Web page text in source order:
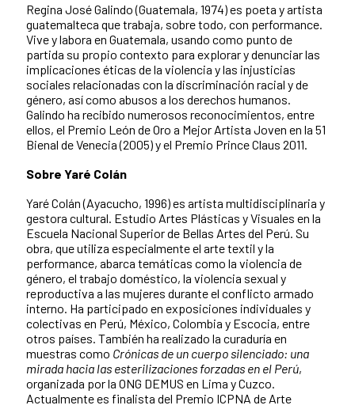
Regina José Galindo (Guatemala, 1974) es poeta y artista
guatemalteca que trabaja, sobre todo, con performance.
Vive y labora en Guatemala, usando como punto de
partida su propio contexto para explorar y denunciar las
implicaciones éticas de la violencia y las injusticias
sociales relacionadas con la discriminación racial y de
género, así como abusos a los derechos humanos.
Galindo ha recibido numerosos reconocimientos, entre
ellos, el Premio León de Oro a Mejor Artista Joven en la 51
Bienal de Venecia (2005) y el Premio Prince Claus 2011.
Sobre Yaré Colán
Yaré Colán (Ayacucho, 1996) es artista multidisciplinaria y
gestora cultural. Estudio Artes Plásticas y Visuales en la
Escuela Nacional Superior de Bellas Artes del Perú. Su
obra, que utiliza especialmente el arte textil y la
performance, abarca temáticas como la violencia de
género, el trabajo doméstico, la violencia sexual y
reproductiva a las mujeres durante el conflicto armado
interno. Ha participado en exposiciones individuales y
colectivas en Perú, México, Colombia y Escocia, entre
otros países. También ha realizado la curaduría en
muestras como Crónicas de un cuerpo silenciado: una
mirada hacia las esterilizaciones forzadas en el Perú,
organizada por la ONG DEMUS en Lima y Cuzco.
Actualmente es finalista del Premio ICPNA de Arte